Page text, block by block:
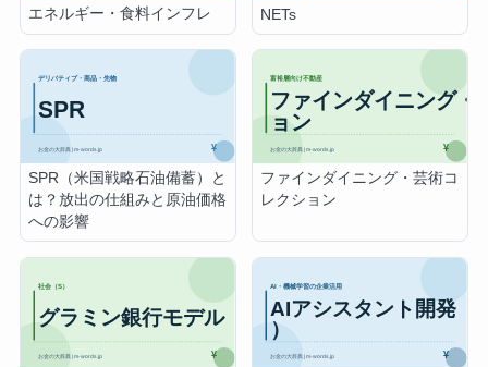
エネルギー・食料インフレ NETs
SPR（米国戦略石油備蓄）と
は？放出の仕組みと原油価格
への影響
ファインダイニング・芸術コ
レクション